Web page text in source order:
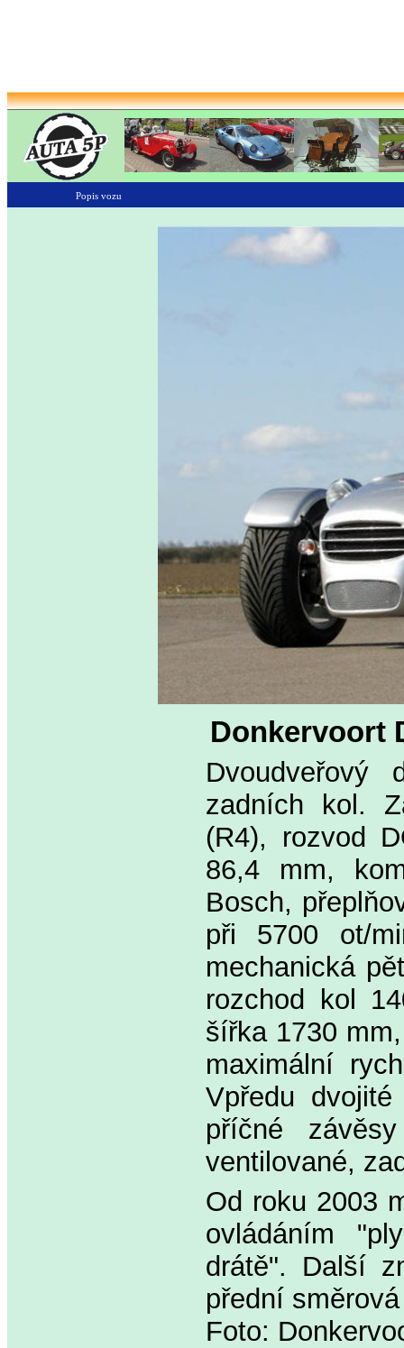
Popis vozu
Donkervoort
Dvoudveřový
zadních kol.
(R4), rozvod
86,4 mm,
Bosch,
při 5700 ot/
mechanická
rozchod kol
šířka 1730
maximální
Vpředu
příčné
ventilované,
Od roku 2003
ovládáním
drátě". Další
přední
Foto: